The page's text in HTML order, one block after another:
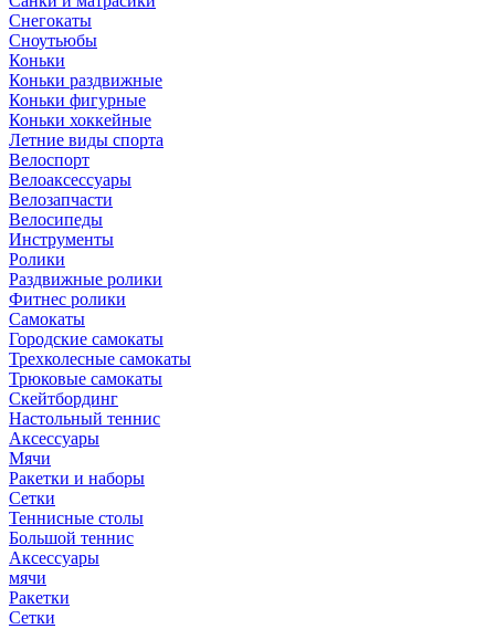
Снегокаты
Сноутьюбы
Коньки
Коньки раздвижные
Коньки фигурные
Коньки хоккейные
Летние виды спорта
Велоспорт
Велоаксессуары
Велозапчасти
Велосипеды
Инструменты
Ролики
Раздвижные ролики
Фитнес ролики
Самокаты
Городские самокаты
Трехколесные самокаты
Трюковые самокаты
Скейтбординг
Настольный теннис
Аксессуары
Мячи
Ракетки и наборы
Сетки
Теннисные столы
Большой теннис
Аксессуары
мячи
Ракетки
Сетки